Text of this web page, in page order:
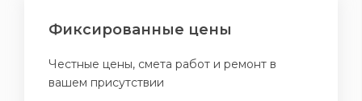
Фиксированные цены
Честные цены, смета работ и ремонт в
вашем присутствии